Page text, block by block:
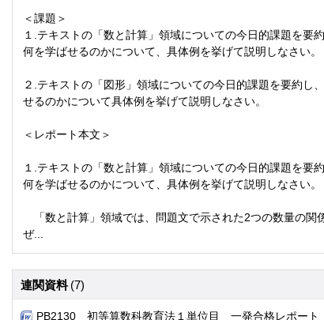
＜課題＞
１.テキストの「数と計算」領域についての今日的課題を
何を学ばせるのかについて、具体例を挙げて説明しなさい。
２.テキストの「図形」領域についての今日的課題を要約
せるのかについて具体例を挙げて説明しなさい。
＜レポート本文＞
１.テキストの「数と計算」領域についての今日的課題を
何を学ばせるのかについて、具体例を挙げて説明しなさい。
「数と計算」領域では、問題文で示された2つの数量の関
ぜ...
連関資料 (7)
PB2130 初等算数科教育法１単位目 一発合格レポート